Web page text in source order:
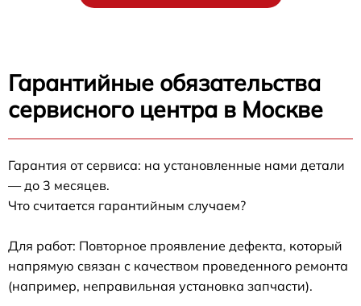
Гарантийные обязательства
сервисного центра в Москве
Гарантия от сервиса: на установленные нами детали
— до 3 месяцев.
Что считается гарантийным случаем?
Для работ: Повторное проявление дефекта, который
напрямую связан с качеством проведенного ремонта
(например, неправильная установка запчасти).